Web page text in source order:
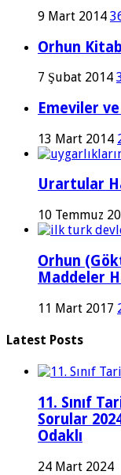
9 Mart 2014
Orhun
7 Şubat 2014
Emeviler
13 Mart 2014
Urartular
10 Temmuz
Orhun
Maddeler
11 Mart 2017
Latest Posts
11. Sınıf
Sorular
Odaklı
24 Mart 2024